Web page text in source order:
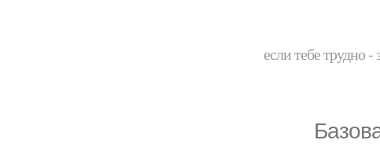
если тебе трудно